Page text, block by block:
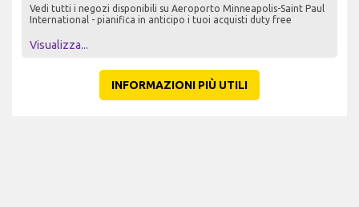
Vedi tutti i negozi disponibili su Aeroporto Minneapolis-Saint Paul
International - pianifica in anticipo i tuoi acquisti duty free
Visualizza...
INFORMAZIONI PIÙ UTILI